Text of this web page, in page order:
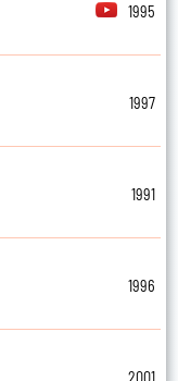
1995
1997
1991
1996
2001